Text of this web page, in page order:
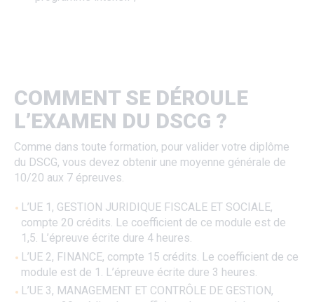
COMMENT SE DÉROULE
L’EXAMEN DU DSCG ?
Comme dans toute formation, pour valider votre diplôme
du DSCG, vous devez obtenir une moyenne générale de
10/20 aux 7 épreuves.
L’UE 1, GESTION JURIDIQUE FISCALE ET SOCIALE,
compte 20 crédits. Le coefficient de ce module est de
1,5. L’épreuve écrite dure 4 heures.
L’UE 2, FINANCE, compte 15 crédits. Le coefficient de ce
module est de 1. L’épreuve écrite dure 3 heures.
L’UE 3, MANAGEMENT ET CONTRÔLE DE GESTION,